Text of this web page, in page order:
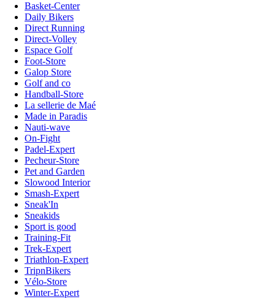
Basket-Center
Daily Bikers
Direct Running
Direct-Volley
Espace Golf
Foot-Store
Galop Store
Golf and co
Handball-Store
La sellerie de Maé
Made in Paradis
Nauti-wave
On-Fight
Padel-Expert
Pecheur-Store
Pet and Garden
Slowood Interior
Smash-Expert
Sneak'In
Sneakids
Sport is good
Training-Fit
Trek-Expert
Triathlon-Expert
TripnBikers
Vélo-Store
Winter-Expert